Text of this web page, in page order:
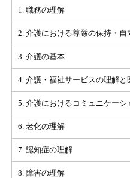
1. 職務の理解
2. 介護における尊厳の保持・自
3. 介護の基本
4. 介護・福祉サービスの理解と
5. 介護におけるコミュニケーシ
6. 老化の理解
7. 認知症の理解
8. 障害の理解